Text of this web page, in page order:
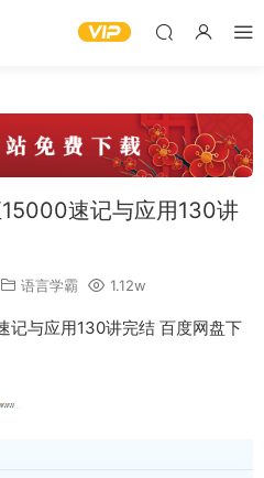
速记与应用130讲
语言学霸 1.12w
记与应用130讲完结 百度网盘下